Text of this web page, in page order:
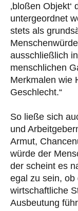
‚bloßen
untergeordnet
stets als
ausschließlich
menschlichen
Merkmalen wie
Geschlecht.“
So ließe sich
und
Armut,
würde der
der scheint es
egal zu sein,
wirtschaftliche
Ausbeutung